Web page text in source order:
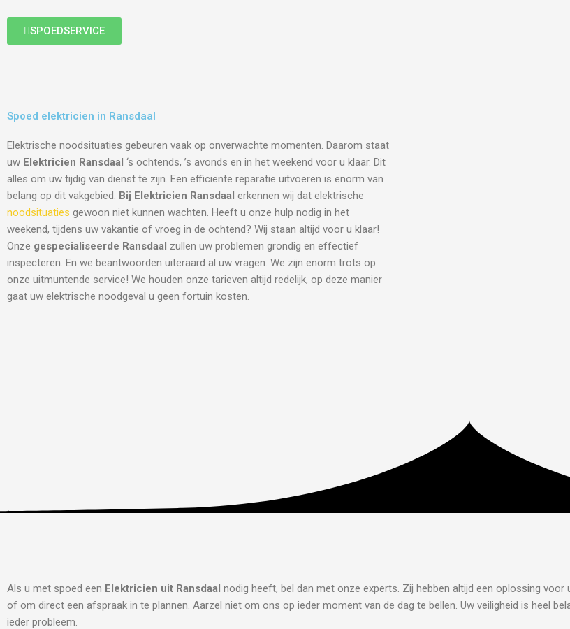
SPOEDSERVICE
Spoed elektricien in Ransdaal
Elektrische noodsituaties gebeuren vaak op onverwachte momenten. Daarom staat
uw Elektricien Ransdaal ‘s ochtends, ’s avonds en in het weekend voor u klaar. Dit
alles om uw tijdig van dienst te zijn. Een efficiënte reparatie uitvoeren is enorm van
belang op dit vakgebied. Bij Elektricien Ransdaal erkennen wij dat elektrische
noodsituaties gewoon niet kunnen wachten. Heeft u onze hulp nodig in het
weekend, tijdens uw vakantie of vroeg in de ochtend? Wij staan altijd voor u klaar!
Onze gespecialiseerde Ransdaal zullen uw problemen grondig en effectief
inspecteren. En we beantwoorden uiteraard al uw vragen. We zijn enorm trots op
onze uitmuntende service! We houden onze tarieven altijd redelijk, op deze manier
gaat uw elektrische noodgeval u geen fortuin kosten.
Als u met spoed een Elektricien uit Ransdaal nodig heeft, bel dan met onze experts. Zij hebben altijd een oplossing
of om direct een afspraak in te plannen. Aarzel niet om ons op ieder moment van de dag te bellen. Uw veiligheid is heel
ieder probleem.